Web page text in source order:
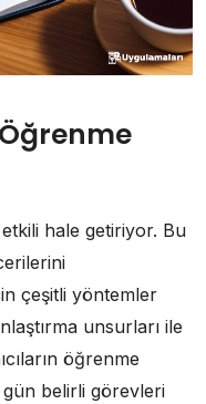
hale getiriyor. Bu
çeşitli yöntemler
unsurları ile
öğrenme
belirli görevleri